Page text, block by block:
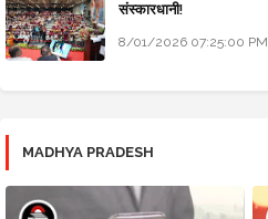
संस्कारधानी!
8/01/2026 07:25:00 PM
MADHYA PRADESH